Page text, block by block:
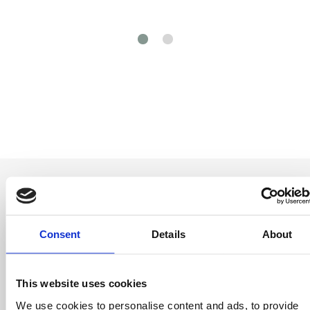
Consent Details About
This website uses cookies
We use cookies to personalise content and ads, to provide
Soyez le premier
à savoir
Offres spéciales, événements et nouvelles du